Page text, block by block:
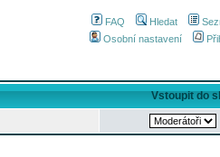
FAQ Hledat
Osobní nastavení
Vstoupit do